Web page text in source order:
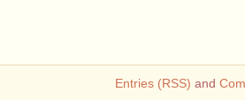
Entries (RSS) and